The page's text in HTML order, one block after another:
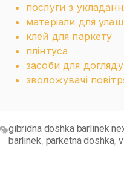
послуги з
матеріали для
клей для паркету
плінтуса
засоби для догляду
зволожувачі
gibridna doshka barlinek
barlinek parketna doshka,